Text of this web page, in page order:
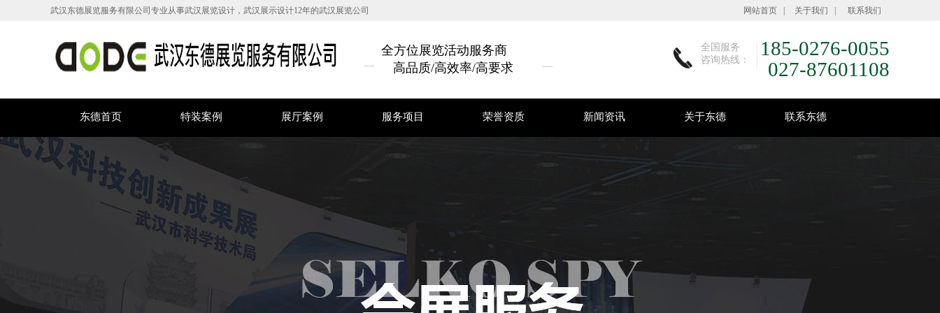
武汉东德展览服务有限公司专业从事武汉展览设计，武汉展示设计12年的武汉展览公司 网站首页 关于我们 联系我们
全方位展览活动服务商
高品质/高效率/高要求
全国服务
咨询热线：
185-0276-0055
027-87601108
东德首页 特装案例 展厅案例 服务项目 荣誉资质 新闻资讯 关于东德 联系东德